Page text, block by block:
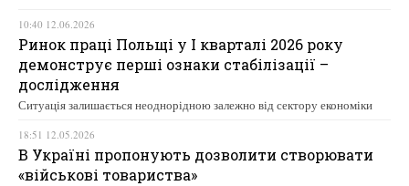
10:40 12.06.2026
Ринок праці Польщі у І кварталі 2026 року
демонструє перші ознаки стабілізації –
дослідження
Ситуація залишається неоднорідною залежно від сектору економіки
18:51 12.05.2026
В Україні пропонують дозволити створювати
«військові товариства»